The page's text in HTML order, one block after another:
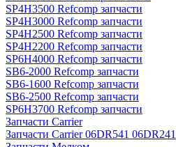
SP4H3500 Refcomp запчасти
SP4H3000 Refcomp запчасти
SP4H2500 Refcomp запчасти
SP4H2200 Refcomp запчасти
SP6H4000 Refcomp запчасти
SB6-2000 Refcomp запчасти
SB6-1600 Refcomp запчасти
SB6-2500 Refcomp запчасти
SP6H3700 Refcomp запчасти
Запчасти Carrier
Запчасти Carrier 06DR541 06DR241